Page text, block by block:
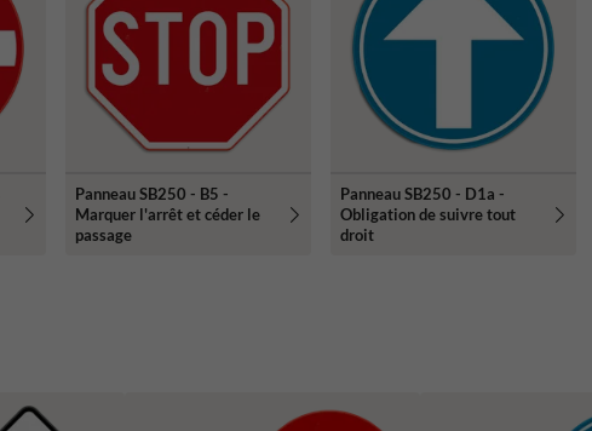
Panneau SB250 - B5 -
Marquer l'arrêt et céder le
passage
Panneau SB250 - D1a -
Obligation de suivre tout
droit